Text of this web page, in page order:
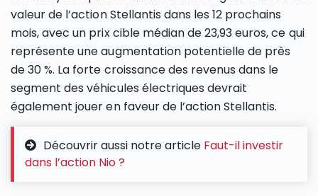
valeur de l’action Stellantis dans les 12 prochains
mois, avec un prix cible médian de 23,93 euros, ce qui
représente une augmentation potentielle de près
de 30 %. La forte croissance des revenus dans le
segment des véhicules électriques devrait
également jouer en faveur de l’action Stellantis.
Découvrir aussi notre article Faut-il investir
dans l’action Nio ?